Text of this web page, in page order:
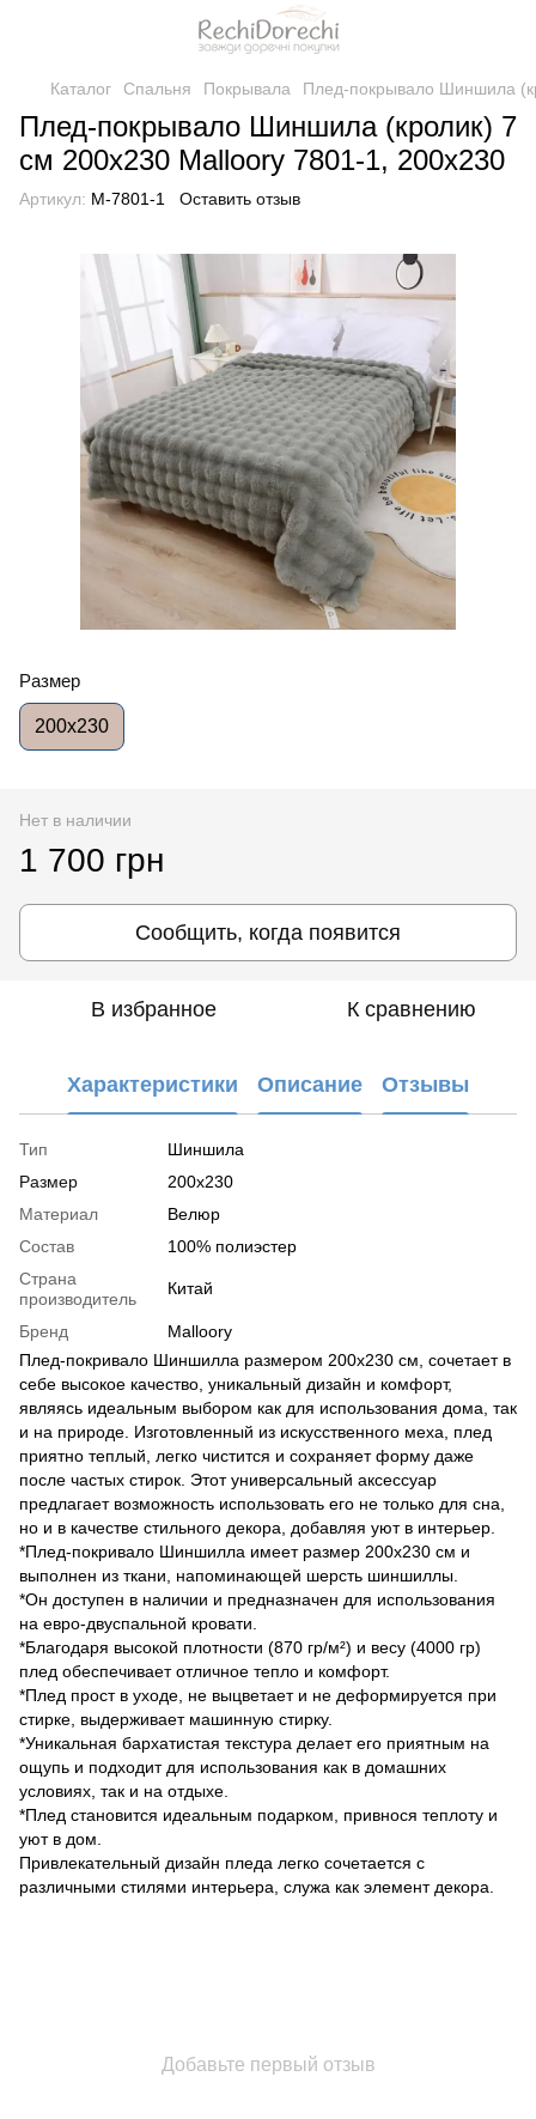
Каталог Спальня Покрывала Плед-покрывало Шиншила
Плед-покрывало Шиншила (кролик) 7
см 200х230 Malloory 7801-1, 200x230
Артикул: M-7801-1 Оставить отзыв
Размер
200x230
Нет в наличии
1 700 грн
Сообщить, когда появится
В избранное К сравнению
Характеристики Описание Отзывы
Тип
Шиншила
Размер
200x230
Материал
Велюр
Состав
100% полиэстер
Страна
производитель
Китай
Бренд
Malloory
Плед-покривало Шиншилла размером 200х230 см, сочетает в
себе высокое качество, уникальный дизайн и комфорт,
являясь идеальным выбором как для использования дома, так
и на природе. Изготовленный из искусственного меха, плед
приятно теплый, легко чистится и сохраняет форму даже
после частых стирок. Этот универсальный аксессуар
предлагает возможность использовать его не только для сна,
но и в качестве стильного декора, добавляя уют в интерьер.
*Плед-покривало Шиншилла имеет размер 200х230 см и
выполнен из ткани, напоминающей шерсть шиншиллы.
*Он доступен в наличии и предназначен для использования
на евро-двуспальной кровати.
*Благодаря высокой плотности (870 гр/м²) и весу (4000 гр)
плед обеспечивает отличное тепло и комфорт.
*Плед прост в уходе, не выцветает и не деформируется при
стирке, выдерживает машинную стирку.
*Уникальная бархатистая текстура делает его приятным на
ощупь и подходит для использования как в домашних
условиях, так и на отдыхе.
*Плед становится идеальным подарком, привнося теплоту и
уют в дом.
Привлекательный дизайн пледа легко сочетается с
различными стилями интерьера, служа как элемент декора.
Добавьте первый отзыв